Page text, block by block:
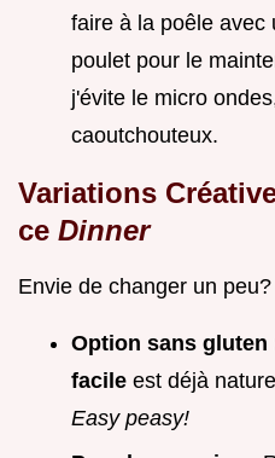
faire à la poêle avec
poulet pour le
j'évite le micro
caoutchouteux.
Variations
ce Dinner
Envie de changer un
Option sans gluten
facile est déjà
Easy peasy!